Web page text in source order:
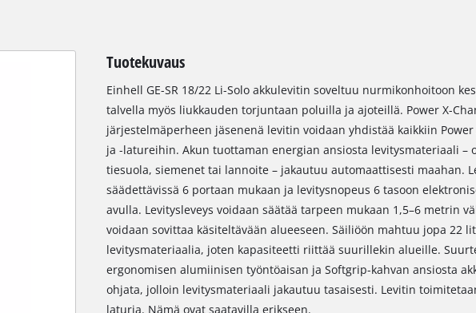
Tuotekuvaus
Einhell GE-SR 18/22 Li-Solo akkulevitin soveltuu nurmikonhoitoon
talvella myös liukkauden torjuntaan poluilla ja ajoteillä. Power X-
järjestelmäperheen jäsenenä levitin voidaan yhdistää kaikkiin Power
ja -latureihin. Akun tuottaman energian ansiosta levitysmateriaali –
tiesuola, siemenet tai lannoite – jakautuu automaattisesti maahan.
säädettävissä 6 portaan mukaan ja levitysnopeus 6 tasoon
avulla. Levitysleveys voidaan säätää tarpeen mukaan 1,5–6 metrin
voidaan sovittaa käsiteltävään alueeseen. Säiliöön mahtuu jopa 22
levitysmateriaalia, joten kapasiteetti riittää suurillekin alueille.
ergonomisen alumiinisen työntöaisan ja Softgrip-kahvan ansiosta
ohjata, jolloin levitysmateriaali jakautuu tasaisesti. Levitin
laturia. Nämä ovat saatavilla erikseen.